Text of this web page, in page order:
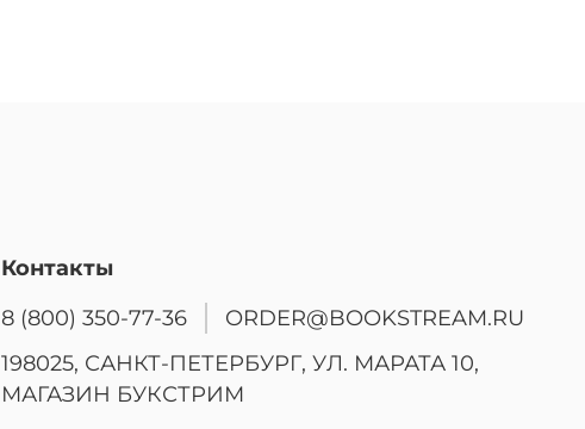
Контакты
8 (800) 350-77-36
ORDER@BOOKSTREAM.RU
198025, САНКТ-ПЕТЕРБУРГ, УЛ. МАРАТА 10,
МАГАЗИН БУКСТРИМ